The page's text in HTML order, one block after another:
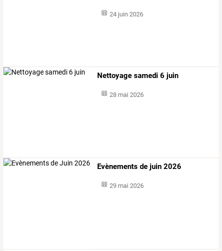
24 juin 2026
Nettoyage samedi 6 juin
28 mai 2026
Evènements de juin 2026
29 mai 2026